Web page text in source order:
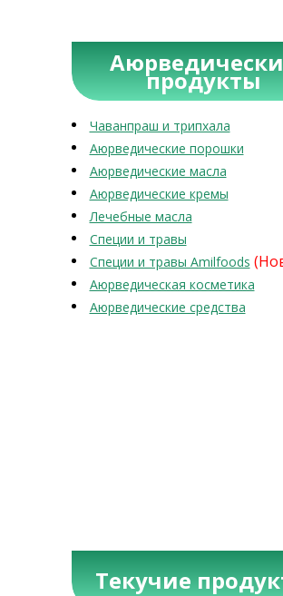
продукты
Чаванпраш и трипхала
Аюрведические порошки
Аюрведические масла
Аюрведические кремы
Лечебные масла
Специи и травы
Специи и травы Amilfoods
Аюрведическая косметика
Аюрведические средства
Текучие